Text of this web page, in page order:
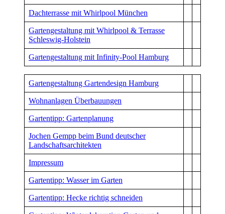
Dachterrasse mit Whirlpool München
Gartengestaltung mit Whirlpool & Terrasse
Schleswig-Holstein
Gartengestaltung mit Infinity-Pool Hamburg
Gartengestaltung Gartendesign Hamburg
Wohnanlagen Überbauungen
Gartentipp: Gartenplanung
Jochen Gempp beim Bund deutscher
Landschaftsarchitekten
Impressum
Gartentipp: Wasser im Garten
Gartentipp: Hecke richtig schneiden